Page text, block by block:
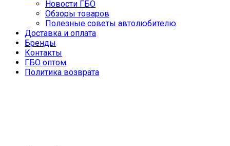
Новости ГБО
Обзоры товаров
Полезные советы автолюбителю
Доставка и оплата
Бренды
Контакты
ГБО оптом
Политика возврата